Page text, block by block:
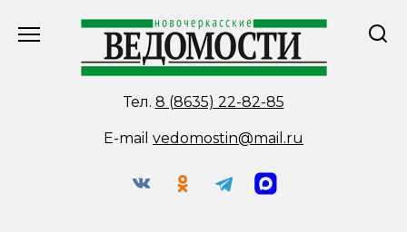
Тел. 8 (8635) 22-82-85
E-mail vedomostin@mail.ru